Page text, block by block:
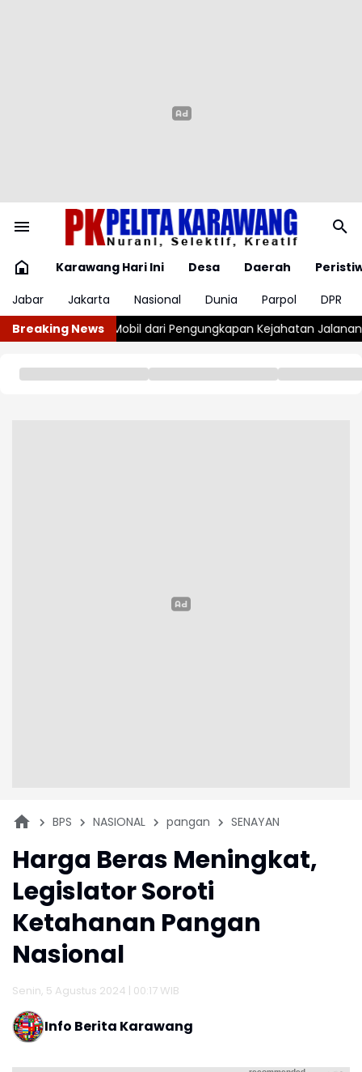
Karawang Hari Ini Desa Daerah
Jabar
Jakarta Nasional Dunia Parpol
DPR
Breaking News
Kejahatan Jalanan Wabup Subang, Kesepakatan KUA-
BPS NASIONAL pangan SENAYAN
Harga Beras Meningkat,
Legislator Soroti
Ketahanan Pangan
Nasional
Senin, 5 Agustus 2024 | 00:17 WIB
Info Berita Karawang